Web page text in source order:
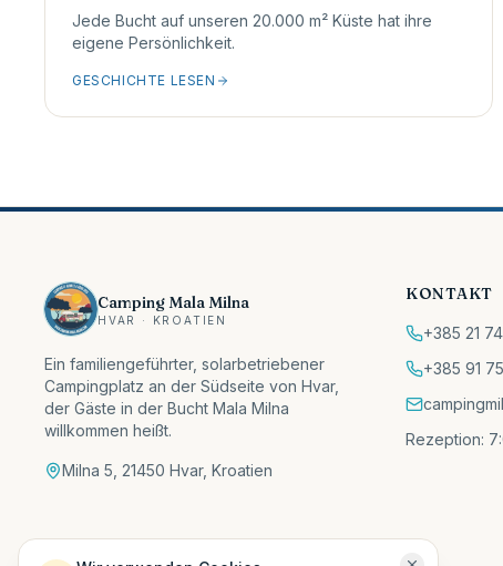
Jede Bucht auf unseren 20.000 m² Küste hat ihre
eigene Persönlichkeit.
GESCHICHTE LESEN
Camping Mala Milna
HVAR · KROATIEN
Ein familiengeführter, solarbetriebener
Campingplatz an der Südseite von Hvar,
der Gäste in der Bucht Mala Milna
willkommen heißt.
Milna 5, 21450 Hvar, Kroatien
KONTAKT
+385 21
+385 91
Rezeption: